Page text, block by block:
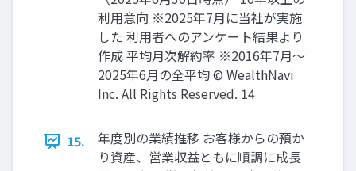
利⽤意向 ※2025年7⽉に当社が実施
した 利⽤者へのアンケート結果より
作成 平均⽉次解約率 ※2016年7⽉〜
2025年6⽉の全平均 © WealthNavi
Inc. All Rights Reserved. 14
15.
年度別の業績推移 お客様からの預か
り資産、営業収益ともに順調に成⻑